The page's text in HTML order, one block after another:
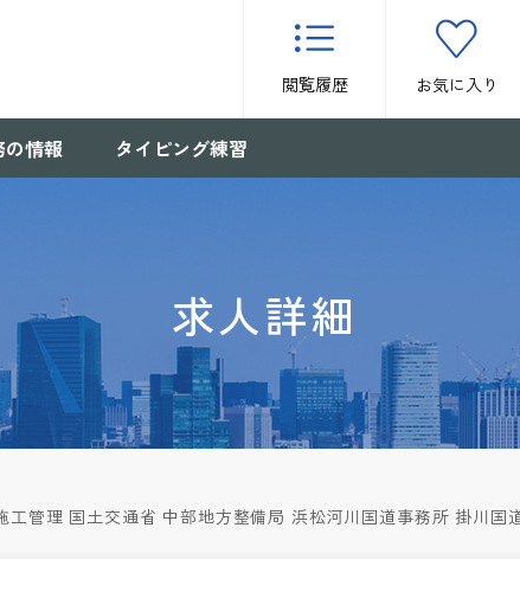
閲覧履歴 お気に入り
の情報 タイピング練習
求人詳細
管理 国土交通省 中部地方整備局 浜松河川国道事務所 掛川国